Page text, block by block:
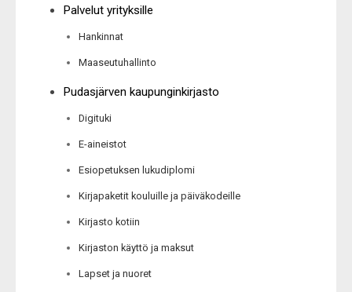
Palvelut yrityksille
Hankinnat
Maaseutuhallinto
Pudasjärven kaupunginkirjasto
Digituki
E-aineistot
Esiopetuksen lukudiplomi
Kirjapaketit kouluille ja päiväkodeille
Kirjasto kotiin
Kirjaston käyttö ja maksut
Lapset ja nuoret